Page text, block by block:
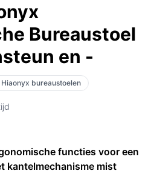
Bureaustoel
en -
Hiaonyx bureaustoelen
functies voor een
kantelmechanisme mist